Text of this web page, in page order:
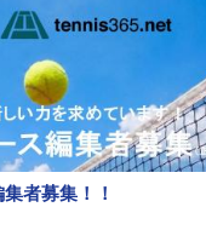
者募集！！